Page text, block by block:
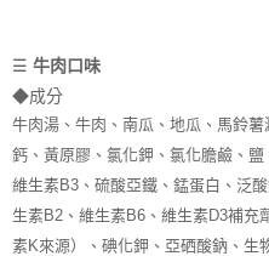
☰ 牛肉口味
◆成分
牛肉湯、牛肉、南瓜、地瓜、馬鈴
鈣、黃原膠、氯化鉀、氯化膽鹼、
維生素B3、硫酸亞鐵、錳蛋白、泛
生素B2、維生素B6、維生素D3補充
素K來源）、碘化鉀、亞硒酸鈉、生